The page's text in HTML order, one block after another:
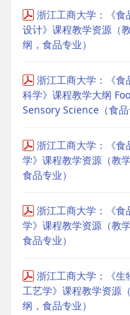
浙江工商大学：《食
设计》课程教学资源（
纲，食品专业）
浙江工商大学：《食
科学》课程教学大纲
Sensory Science（食品
浙江工商大学：《食
学》课程教学资源（教
食品专业）
浙江工商大学：《食
学》课程教学资源（教
食品专业）
浙江工商大学：《生
工艺学》课程教学资源
纲，食品专业）